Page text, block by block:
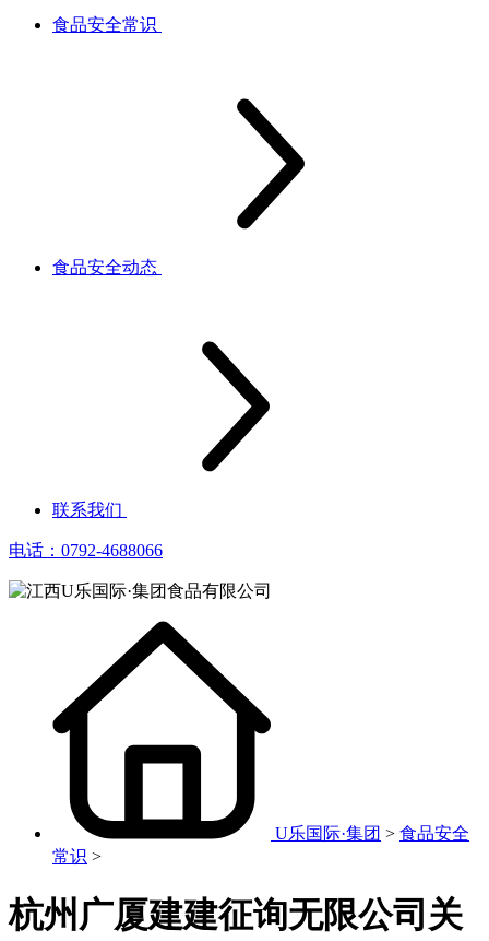
食品安全常识
食品安全动态
联系我们
电话：0792-4688066
U乐国际·集团 > 食品安全
常识 >
杭州广厦建建征询无限公司关